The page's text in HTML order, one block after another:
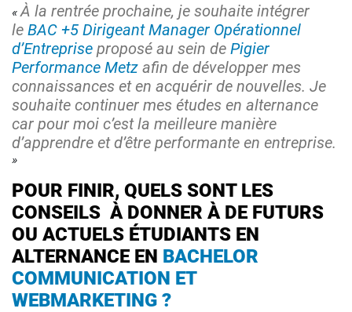
À la rentrée prochaine, je souhaite intégrer
le BAC +5 Dirigeant Manager Opérationnel
d’Entreprise proposé au sein de Pigier
Performance Metz afin de développer mes
connaissances et en acquérir de nouvelles. Je
souhaite continuer mes études en alternance
car pour moi c’est la meilleure manière
d’apprendre et d’être performante en entreprise.
​​POUR FINIR, QUELS SONT LES
CONSEILS À DONNER À DE FUTURS
OU ACTUELS ÉTUDIANTS EN
ALTERNANCE EN BACHELOR
COMMUNICATION ET
WEBMARKETING ?